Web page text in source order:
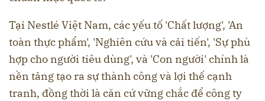
Tại Nestlé Việt Nam, các yếu tố 'Chất lượng', 'An
toàn thực phẩm', 'Nghiên cứu và cải tiến', 'Sự phù
hợp cho người tiêu dùng', và 'Con người' chính là
nền tảng tạo ra sự thành công và lợi thế cạnh
tranh, đồng thời là căn cứ vững chắc để công ty